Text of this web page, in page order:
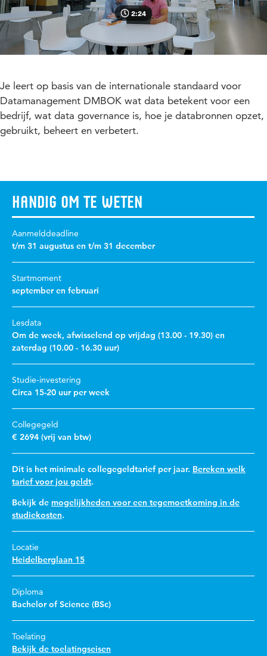
2:24
Je leert op basis van de internationale standaard voor
Datamanagement DMBOK wat data betekent voor een
bedrijf, wat data governance is, hoe je databronnen opzet,
gebruikt, beheert en verbetert.
Handig om te weten
Aanmelddeadline
t/m 31 augustus en t/m 31 december
Startmoment
september en februari
Lesdata
Om de week, afwisselend op vrijdag (13.00 - 19.30) en
zaterdag (10.00 - 16.30 uur)
Studie-investering
Circa 15-20 uur per week
Collegegeld
€ 2694 (vrij van btw)
Dit is het minimale collegegeldtarief per jaar. Bereken welk
tarief voor jou geldt.
Bekijk de mogelijkheden voor een tegemoetkoming in de
studiekosten.
Locatie
Heidelberglaan 15
Diploma
Bachelor of Science (BSc)
Toelating
Bekijk de toelatingseisen